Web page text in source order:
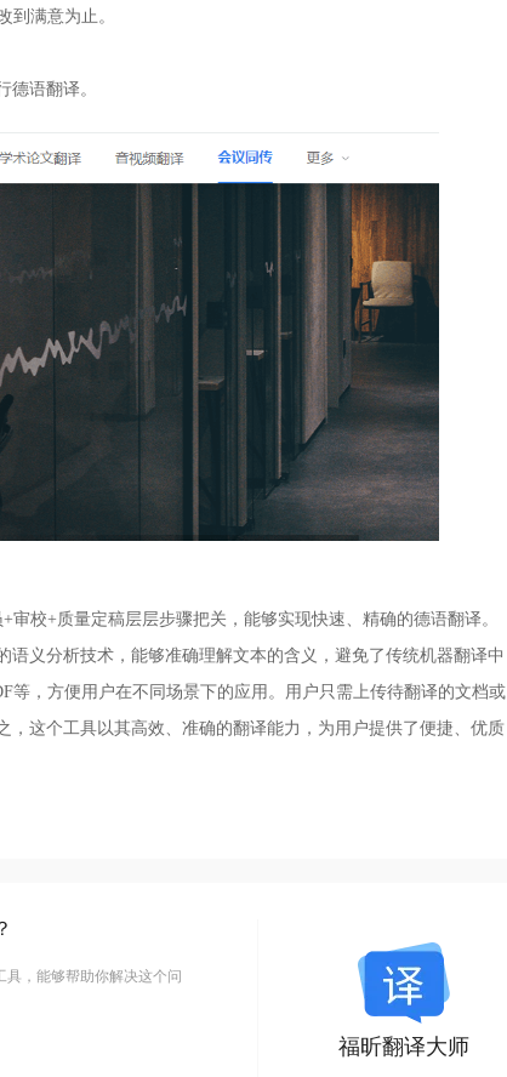
到满意为止。
语翻译。
校+质量定稿层层步骤把关，能够实现快速、精确的德语翻译。
义分析技术，能够准确理解文本的含义，避免了传统机器翻译中
等，方便用户在不同场景下的应用。用户只需上传待翻译的文档或
这个工具以其高效、准确的翻译能力，为用户提供了便捷、优质
，能够帮助你解决这个问
福昕翻译大师